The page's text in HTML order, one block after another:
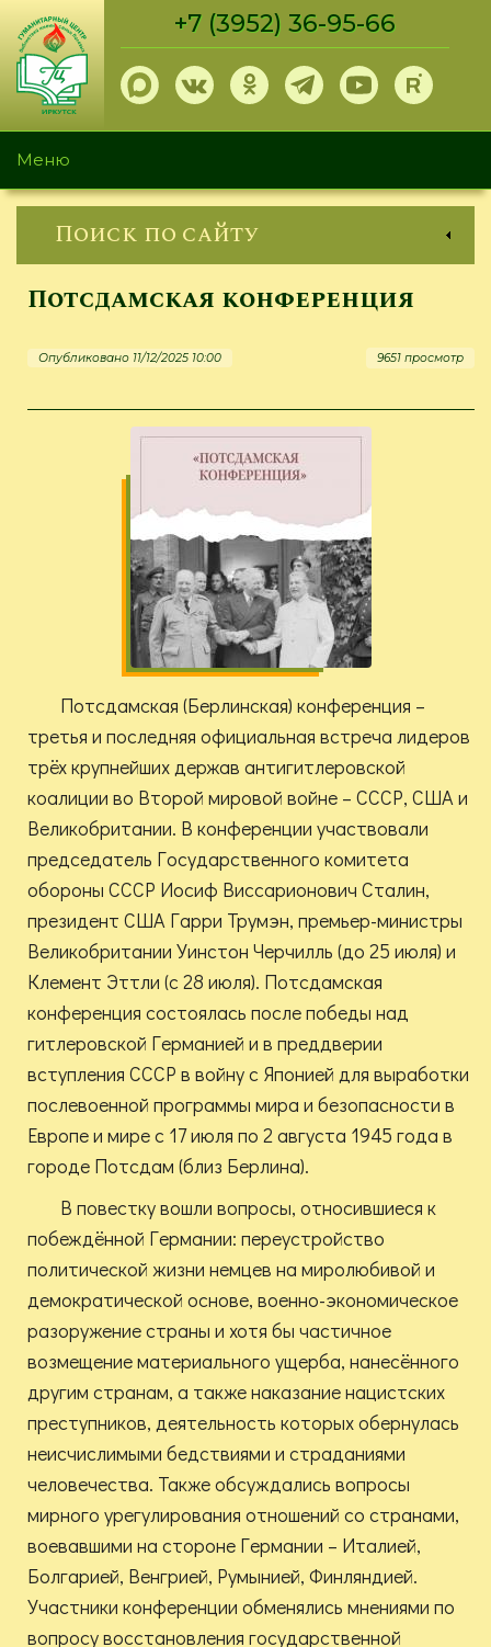
Перейти
основному
содержанию
+7 (3952) 36-95-66
Меню
Поиск по сайту
Потсдамская конференция
Опубликовано 11/12/2025 10:00 9651 просмотр
Потсдамская (Берлинская) конференция –
третья и последняя официальная встреча лидеров
трёх крупнейших держав антигитлеровской
коалиции во Второй мировой войне – СССР, США и
Великобритании. В конференции участвовали
председатель Государственного комитета
обороны СССР Иосиф Виссарионович Сталин,
президент США Гарри Трумэн, премьер-министры
Великобритании Уинстон Черчилль (до 25 июля) и
Клемент Эттли (с 28 июля). Потсдамская
конференция состоялась после победы над
гитлеровской Германией и в преддверии
вступления СССР в войну с Японией для выработки
послевоенной программы мира и безопасности в
Европе и мире с 17 июля по 2 августа 1945 года в
городе Потсдам (близ Берлина).
В повестку вошли вопросы, относившиеся к
побеждённой Германии: переустройство
политической жизни немцев на миролюбивой и
демократической основе, военно-экономическое
разоружение страны и хотя бы частичное
возмещение материального ущерба, нанесённого
другим странам, а также наказание нацистских
преступников, деятельность которых обернулась
неисчислимыми бедствиями и страданиями
человечества. Также обсуждались вопросы
мирного урегулирования отношений со странами,
воевавшими на стороне Германии – Италией,
Болгарией, Венгрией, Румынией, Финляндией.
Участники конференции обменялись мнениями по
вопросу восстановления государственной